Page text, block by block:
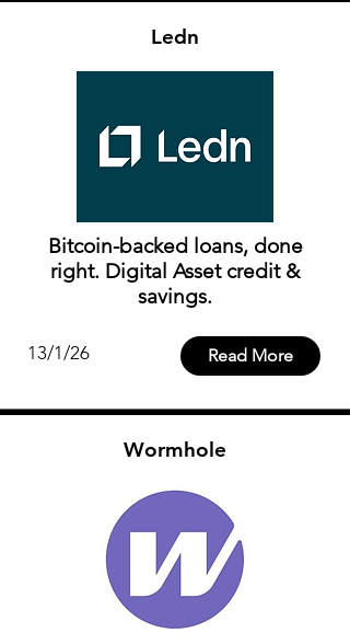
Ledn
Bitcoin-backed loans, done
right. Digital Asset credit &
savings.
13/1/26 Read More
Wormhole